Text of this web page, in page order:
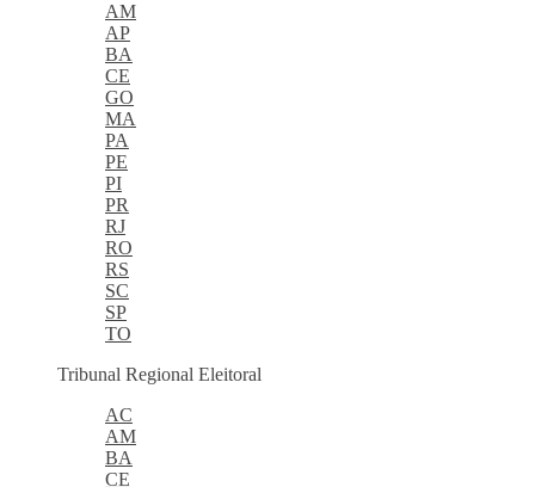
AM
AP
BA
CE
GO
MA
PA
PE
PI
PR
RJ
RO
RS
SC
SP
TO
Tribunal Regional Eleitoral
AC
AM
BA
CE